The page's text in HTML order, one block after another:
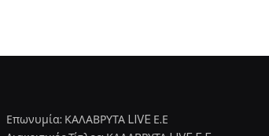
Επωνυμία: ΚΑΛΑΒΡΥΤΑ LIVE Ε.Ε